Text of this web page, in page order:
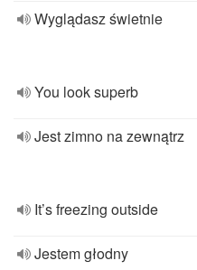
Wyglądasz świetnie
You look superb
Jest zimno na zewnątrz
It’s freezing outside
Jestem głodny